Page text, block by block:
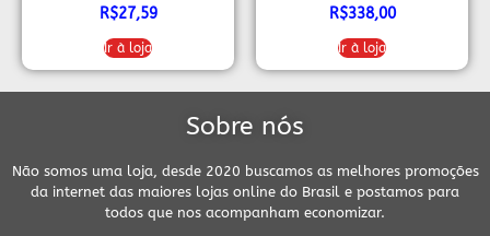
R$27,59
Ir à loja
Toilette – 125ml
R$338,00
Ir à loja
Sobre nós
Não somos uma loja, desde 2020 buscamos as melhores promoções
da internet das maiores lojas online do Brasil e postamos para
todos que nos acompanham economizar.